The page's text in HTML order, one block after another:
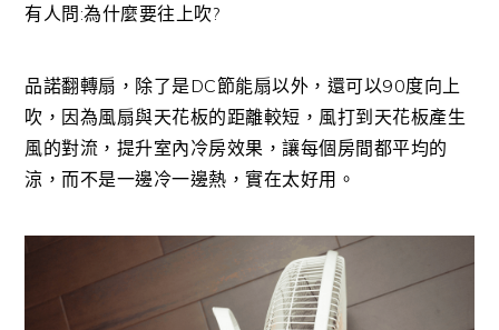
有人問:為什麼要往上吹?
品諾翻轉扇，除了是DC節能扇以外，還可以90度向上
吹，因為風扇與天花板的距離較短，風打到天花板產生
風的對流，提升室內冷房效果，讓每個房間都平均的
涼，而不是一邊冷一邊熱，實在太好用。